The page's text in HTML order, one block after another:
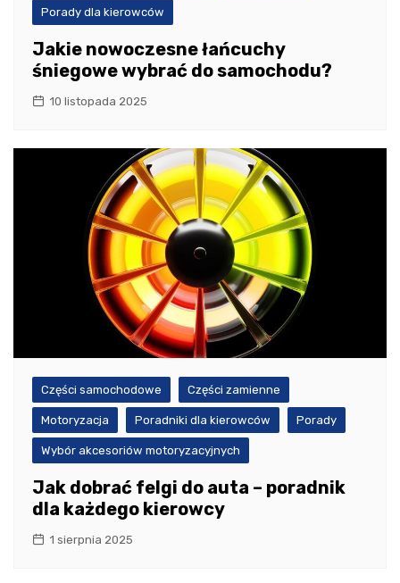
Porady dla kierowców
Jakie nowoczesne łańcuchy
śniegowe wybrać do samochodu?
10 listopada 2025
Części samochodowe Części zamienne
Motoryzacja Poradniki dla kierowców Porady
Wybór akcesoriów motoryzacyjnych
Jak dobrać felgi do auta – poradnik
dla każdego kierowcy
1 sierpnia 2025